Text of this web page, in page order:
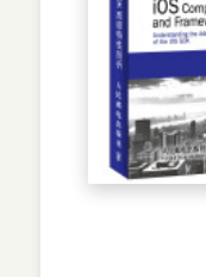
预订书籍